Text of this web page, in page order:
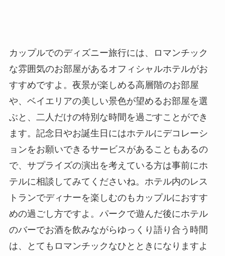
カップルでのディズニー旅行には、ロマンチック
な雰囲気のお部屋があるオフィシャルホテルがお
すすめですよ。夜景が楽しめる高層階のお部屋
や、ベイエリアの美しい景色が望めるお部屋を選
ぶと、二人だけの特別な時間を過ごすことができ
ます。記念日やお誕生日にはホテルにデコレーシ
ョンをお願いできるサービスがあることもあるの
で、サプライズの演出を考えている方は事前にホ
テルに相談してみてくださいね。ホテル内のレス
トランでディナーを楽しむのもカップルにおすす
めの過ごし方ですよ。パークで遊んだ後にホテル
のバーでお酒を飲みながらゆっくり語り合う時間
は、とてもロマンチックなひとときになりますよ